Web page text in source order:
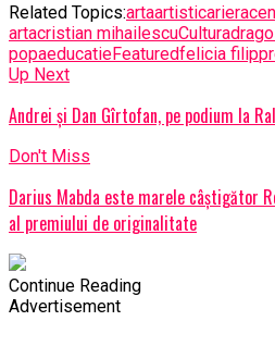
Related Topics:artaartisticariera
artacristian mihailescuCultura
popaeducatieFeaturedfelicia filip
Up Next
Andrei și Dan Gîrtofan, pe podium la
Don't Miss
Darius Mabda este marele câștigător
al premiului de originalitate
Continue Reading
Advertisement